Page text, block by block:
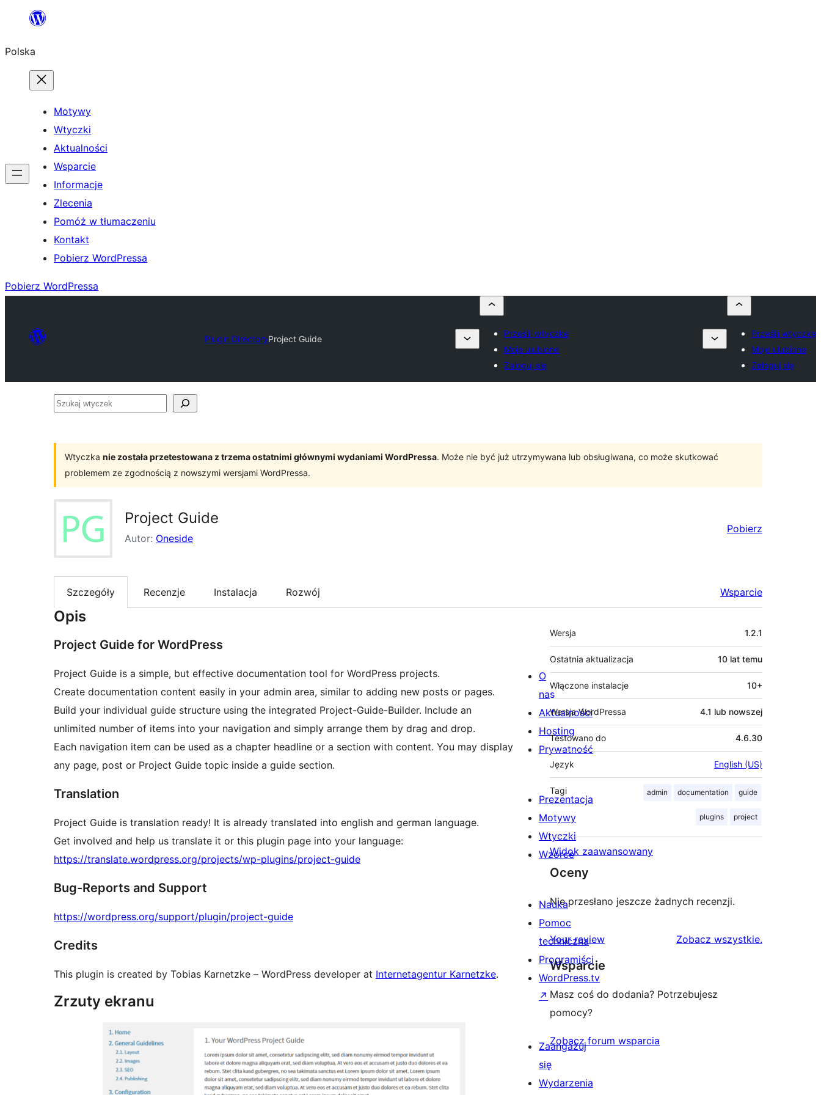
Przejdź
treści
Polska
Motywy
Wtyczki
Aktualności
Wsparcie
Informacje
Zlecenia
Pomóż w tłumaczeniu
Kontakt
Pobierz WordPressa
Pobierz WordPressa
Plugin DirectoryProject Guide
Prześlij wtyczkę
Moje ulubione
Zaloguj się
Prześlij wtyczkę
Moje ulubione
Zaloguj się
Szukaj
Wtyczka nie została przetestowana z trzema ostatnimi głównymi wydaniami WordPressa. Może nie być już utrzymywana lub obsługiwana, co może skutkować
problemem ze zgodnością z nowszymi wersjami WordPressa.
Project Guide
Autor: Oneside
Pobierz
Szczegóły Recenzje Instalacja Rozwój Wsparcie
Opis
Project Guide for WordPress
Project Guide is a simple, but effective documentation tool for WordPress projects.
Create documentation content easily in your admin area, similar to adding new posts or pages.
Build your individual guide structure using the integrated Project-Guide-Builder. Include an
unlimited number of items into your navigation and simply arrange them by drag and drop.
Each navigation item can be used as a chapter headline or a section with content. You may display
any page, post or Project Guide topic inside a guide section.
Translation
Project Guide is translation ready! It is already translated into english and german language.
Get involved and help us translate it or this plugin page into your language:
https://translate.wordpress.org/projects/wp-plugins/project-guide
Bug-Reports and Support
https://wordpress.org/support/plugin/project-guide
Credits
This plugin is created by Tobias Karnetzke – WordPress developer at Internetagentur Karnetzke.
Zrzuty ekranu
Meta
Wersja 1.2.1
Ostatnia aktualizacja 10 lat temu
Włączone instalacje 10+
Wersja WordPressa 4.1 lub nowszej
Testowano do 4.6.30
Język English (US)
Tagi admin documentation guide
plugins project
Widok zaawansowany
Oceny
Nie przesłano jeszcze żadnych recenzji.
Your review Zobacz wszystkierecenzje
.
Wsparcie
Masz coś do dodania? Potrzebujesz
pomocy?
Zobacz forum wsparcia
O
nas
Aktualności
Hosting
Prywatność
Prezentacja
Motywy
Wtyczki
Wzorce
Nauka
Pomoc
techniczna
Programiści
WordPress.tv
↗
Zaangażuj
się
Wydarzenia